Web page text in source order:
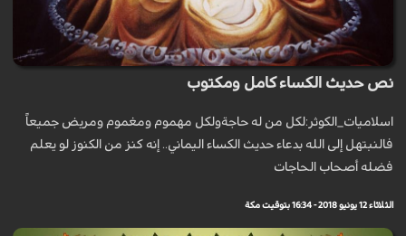
نص حديث الكساء كامل ومكتوب
اسلاميات_الكوثر:لكل من له حاجةولكل مهموم ومغموم ومريض جميعاً
فالنبتهل إلى الله بدعاء حديث الكساء اليماني.. إنه كنز من الكنوز لو يعلم
فضله أصحاب الحاجات
الثلاثاء 12 يونيو 2018 - 16:34 بتوقيت مكة